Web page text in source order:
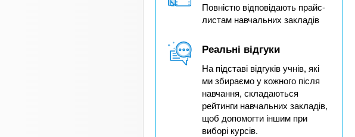
Повністю відповідають прайс-
листам навчальних закладів
Реальні відгуки
На підставі відгуків учнів, які
ми збираємо у кожного після
навчання, складаються
рейтинги навчальних закладів,
щоб допомогти іншим при
виборі курсів.